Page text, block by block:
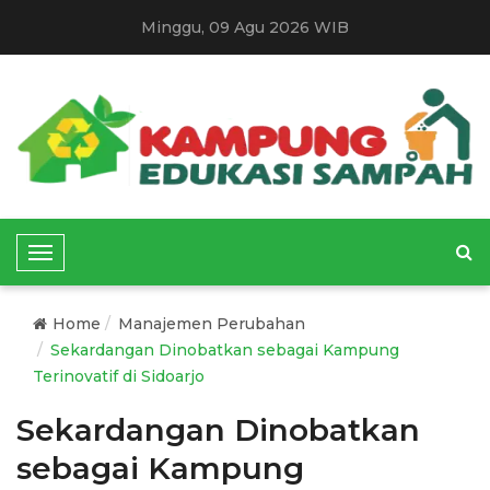
Minggu, 09 Agu 2026 WIB
T
o
g
e
a
v
Home
Manajemen Perubahan
Sekardangan Dinobatkan sebagai Kampung
Terinovatif di Sidoarjo
Sekardangan Dinobatkan
sebagai Kampung